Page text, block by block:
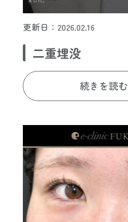
更新日：2026.02.16
二重埋没
続きを読む